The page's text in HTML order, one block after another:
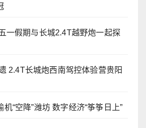
一假期与长城2.4T越野炮一起探
2.4T长城炮西南驾控体验营贵阳
“空降”潍坊 数字经济“筝筝日上”